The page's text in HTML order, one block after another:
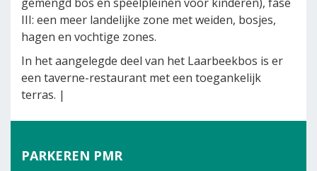
III: een meer landelijke zone met weiden, bosjes,
hagen en vochtige zones.
In het aangelegde deel van het Laarbeekbos is er
een taverne-restaurant met een toegankelijk
terras. |
PARKEREN PMR